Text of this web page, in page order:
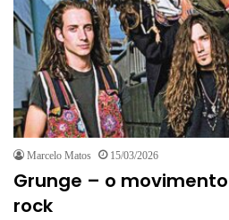
Marcelo Matos 15/03/2026
Grunge – o
rock